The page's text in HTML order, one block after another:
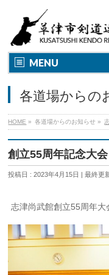
MENU
各道場からの
HOME » 各道場からのお知らせ »
創立55周年記念大会
投稿日 : 2023年4月15日 最終更
志津尚武館創立55周年大